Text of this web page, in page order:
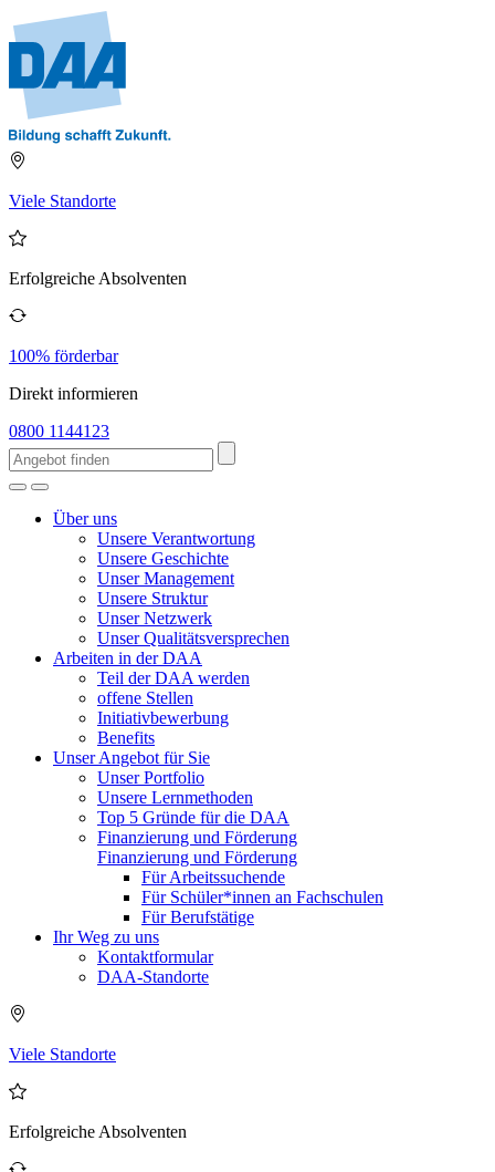
Viele Standorte
Erfolgreiche Absolventen
100% förderbar
Direkt informieren
0800 1144123
Über uns
Unsere Verantwortung
Unsere Geschichte
Unser Management
Unsere Struktur
Unser Netzwerk
Unser Qualitätsversprechen
Arbeiten in der DAA
Teil der DAA werden
offene Stellen
Initiativbewerbung
Benefits
Unser Angebot für Sie
Unser Portfolio
Unsere Lernmethoden
Top 5 Gründe für die DAA
Finanzierung und Förderung
Finanzierung und Förderung
Für Arbeitssuchende
Für Schüler*innen an Fachschulen
Für Berufstätige
Ihr Weg zu uns
Kontaktformular
DAA-Standorte
Viele Standorte
Erfolgreiche Absolventen